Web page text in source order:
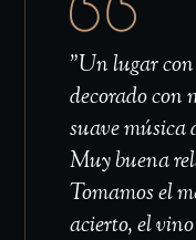
"Un lugar
decorado con
suave música
Muy buena
Tomamos el
acierto, el